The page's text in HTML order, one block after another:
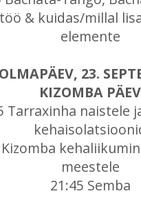
& kuidas/millal
elemente
23.
KIZOMBA PÄEV
Tarraxinha naistele
Kizomba
meestele
21:45 Semba